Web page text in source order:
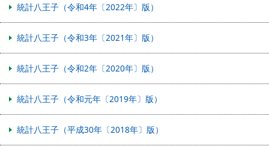
統計八王子（令和4年〔2022年〕版）
統計八王子（令和3年〔2021年〕版）
統計八王子（令和2年〔2020年〕版）
統計八王子（令和元年〔2019年〕版）
統計八王子（平成30年〔2018年〕版）